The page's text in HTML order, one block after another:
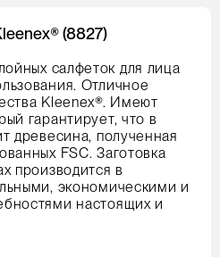
(8827)
салфеток для лица
Отличное
Kleenex®. Имеют
гарантирует, что в
древесина, полученная
FSC. Заготовка
производится в
экономическими и
настоящих и